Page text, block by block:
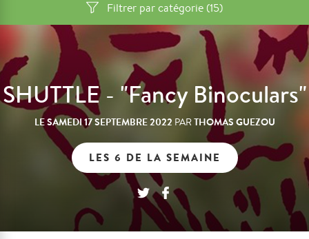
Filtrer par catégorie (15)
SHUTTLE - "Fancy Binoculars"
LESAMEDI 17 SEPTEMBRE 2022 PARTHOMAS GUEZOU
LES 6 DE LA SEMAINE